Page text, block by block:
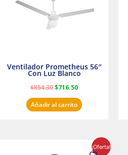
Ventilador Prometheus 56″
Con Luz Blanco
$854.30$716.50
Añadir al carrito
¡Oferta!
precio